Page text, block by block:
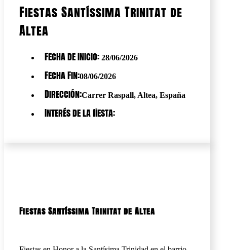
Fiestas Santíssima Trinitat de
Altea
Fecha de Inicio: 28/06/2026
Fecha Fin:08/06/2026
Dirección:Carrer Raspall, Altea, España
Interés de la fiesta:
Fiestas Santíssima Trinitat de Altea